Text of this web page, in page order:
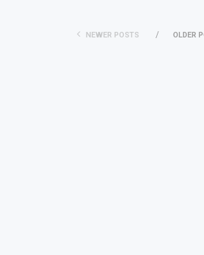
NEWER POSTS OLDER